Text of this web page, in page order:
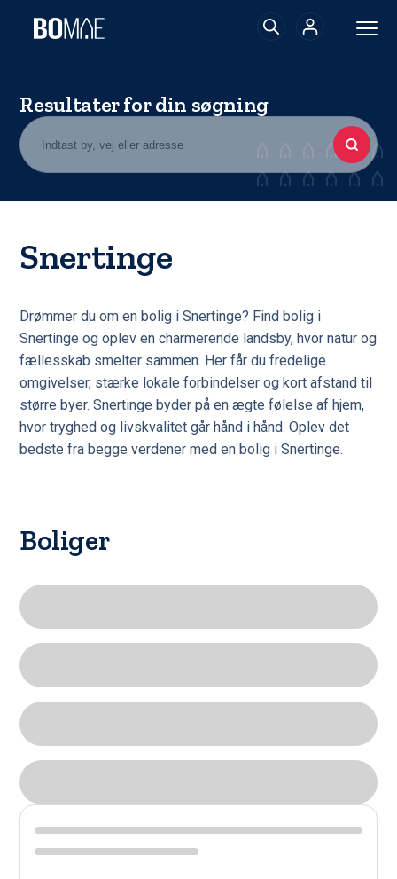
Resultater for din søgning
Snertinge
Drømmer du om en bolig i Snertinge? Find bolig i
Snertinge og oplev en charmerende landsby, hvor natur og
fællesskab smelter sammen. Her får du fredelige
omgivelser, stærke lokale forbindelser og kort afstand til
større byer. Snertinge byder på en ægte følelse af hjem,
hvor tryghed og livskvalitet går hånd i hånd. Oplev det
bedste fra begge verdener med en bolig i Snertinge.
Boliger